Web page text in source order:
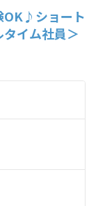
OK♪ショート
イム社員＞